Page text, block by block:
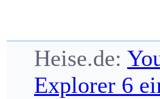
Heise.de:
Explorer 6